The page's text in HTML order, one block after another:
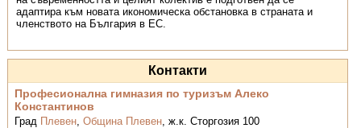
адаптира към новата икономическа обстановка в страната и
членството на България в ЕС.
Контакти
Професионална гимназия по туризъм Алеко
Константинов
Град Плевен,Община Плевен,ж.к. Сторгозия 100